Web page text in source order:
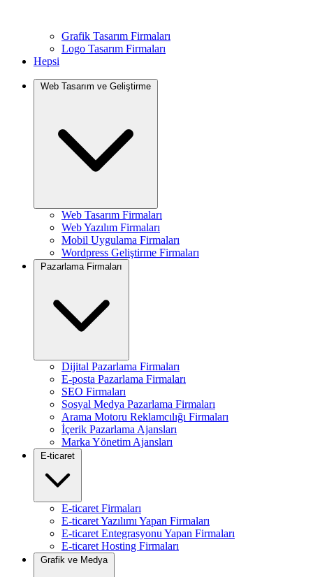
Grafik Tasarım Firmaları
Logo Tasarım Firmaları
Hepsi
Web Tasarım ve Geliştirme
Web Tasarım Firmaları
Web Yazılım Firmaları
Mobil Uygulama Firmaları
Wordpress Geliştirme Firmaları
Pazarlama Firmaları
Dijital Pazarlama Firmaları
E-posta Pazarlama Firmaları
SEO Firmaları
Sosyal Medya Pazarlama Firmaları
Arama Motoru Reklamcılığı Firmaları
İçerik Pazarlama Ajansları
Marka Yönetim Ajansları
E-ticaret
E-ticaret Firmaları
E-ticaret Yazılımı Yapan Firmaları
E-ticaret Entegrasyonu Yapan Firmaları
E-ticaret Hosting Firmaları
Grafik ve Medya